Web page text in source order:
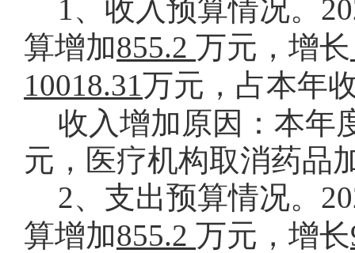
1、收入预算情况。
算增加855.2 万元，增长
10018.31万元，占本年
收入增加原因：本年
元，医疗机构取消药品
2、支出预算情况。
算增加855.2 万元，增长